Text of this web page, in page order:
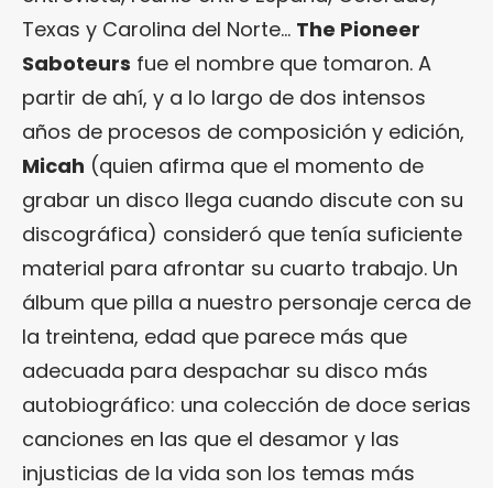
Texas y Carolina del Norte… The Pioneer
Saboteurs fue el nombre que tomaron. A
partir de ahí, y a lo largo de dos intensos
años de procesos de composición y edición,
Micah (quien afirma que el momento de
grabar un disco llega cuando discute con su
discográfica) consideró que tenía suficiente
material para afrontar su cuarto trabajo. Un
álbum que pilla a nuestro personaje cerca de
la treintena, edad que parece más que
adecuada para despachar su disco más
autobiográfico: una colección de doce serias
canciones en las que el desamor y las
injusticias de la vida son los temas más